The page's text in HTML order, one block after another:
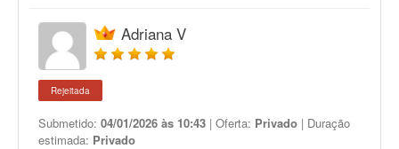
Adriana V
Rejeitada
Submetido: 04/01/2026 às 10:43 | Oferta: Privado | Duração
estimada: Privado